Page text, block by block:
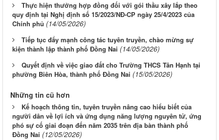
Thực hiện thưởng hợp đồng đối với gói thầu xây lắp theo
quy định tại Nghị định số 15/2023/NĐ-CP ngày 25/4/2023 của
Chính phủ (14/05/2026)
Tiếp tục đẩy mạnh công tác tuyên truyền, chào mừng sự
kiện thành lập thành phố Đồng Nai (14/05/2026)
Quyết định về việc giao đất cho Trường THCS Tân Hạnh tại
phường Biên Hòa, thành phố Đồng Nai (15/05/2026)
Những tin cũ hơn
Kế hoạch thông tin, tuyên truyền nâng cao hiểu biết của
người dân về lợi ích và ứng dụng năng lượng nguyên tử, ứng
phó sự cố giai đoạn đến năm 2035 trên địa bàn thành phố
Đồng Nai (12/05/2026)